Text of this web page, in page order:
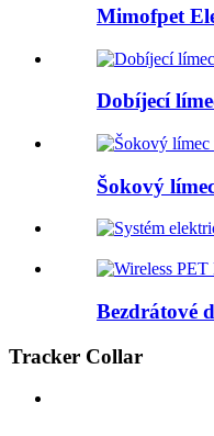
Mimofpet
Dobíjecí
Šokový
Bezdrátové
Tracker Collar